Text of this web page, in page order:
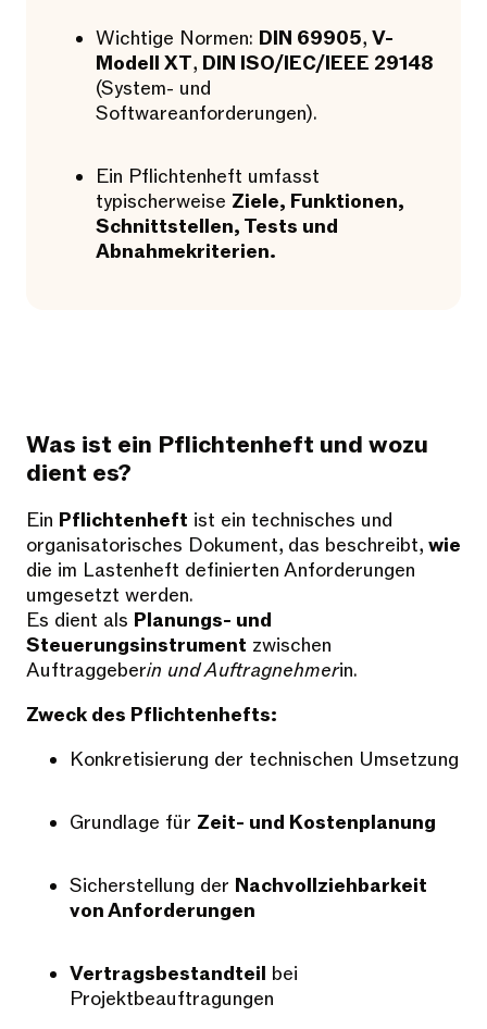
Wichtige Normen: DIN 69905, V-
Modell XT, DIN ISO/IEC/IEEE 29148
(System- und
Softwareanforderungen).
Ein Pflichtenheft umfasst
typischerweise Ziele, Funktionen,
Schnittstellen, Tests und
Abnahmekriterien.
Was ist ein Pflichtenheft und wozu
dient es?
Ein Pflichtenheft ist ein technisches und
organisatorisches Dokument, das beschreibt, wie
die im Lastenheft definierten Anforderungen
umgesetzt werden.
Es dient als Planungs- und
Steuerungsinstrument zwischen
Auftraggeberin und Auftragnehmerin.
Zweck des Pflichtenhefts:
Konkretisierung der technischen Umsetzung
Grundlage für Zeit- und Kostenplanung
Sicherstellung der Nachvollziehbarkeit
von Anforderungen
Vertragsbestandteil bei
Projektbeauftragungen